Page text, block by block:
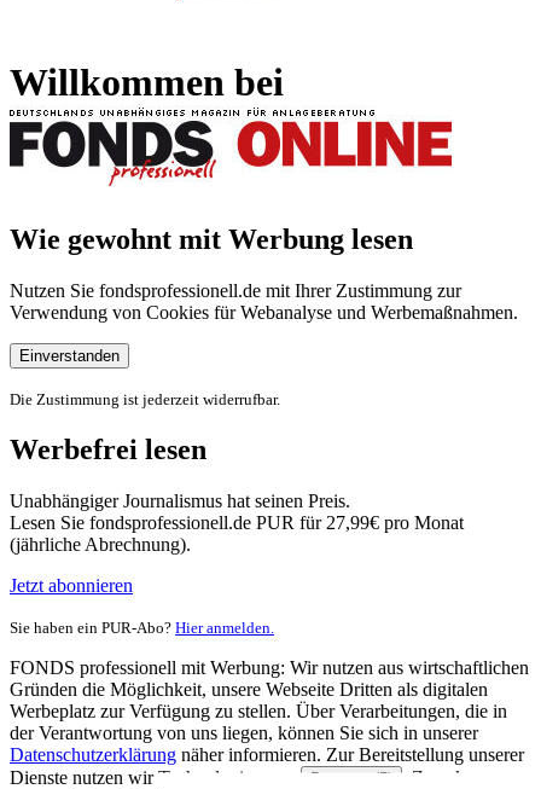
Willkommen bei
Wie gewohnt mit Werbung lesen
Nutzen Sie fondsprofessionell.de mit Ihrer Zustimmung zur
Verwendung von Cookies für Webanalyse und Werbemaßnahmen.
Einverstanden
Die Zustimmung ist jederzeit widerrufbar.
Werbefrei lesen
Unabhängiger Journalismus hat seinen Preis.
Lesen Sie fondsprofessionell.de PUR für 27,99€ pro Monat
(jährliche Abrechnung).
Jetzt abonnieren
Sie haben ein PUR-Abo? Hier anmelden.
FONDS professionell mit Werbung: Wir nutzen aus wirtschaftlichen
Gründen die Möglichkeit, unsere Webseite Dritten als digitalen
Werbeplatz zur Verfügung zu stellen. Über Verarbeitungen, die in
der Verantwortung von uns liegen, können Sie sich in unserer
Datenschutzerklärung näher informieren. Zur Bereitstellung unserer
Dienste nutzen wir Technologien von
Partnern (5)
. Zwecke: